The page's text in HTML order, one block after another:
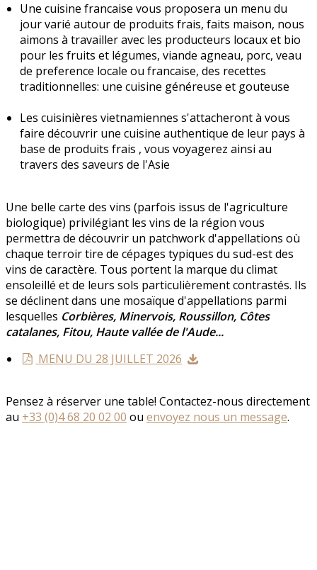
Une cuisine francaise vous proposera un menu du
jour varié autour de produits frais, faits maison, nous
aimons à travailler avec les producteurs locaux et bio
pour les fruits et légumes, viande agneau, porc, veau
de preference locale ou francaise, des recettes
traditionnelles: une cuisine généreuse et gouteuse
Les cuisinières vietnamiennes s'attacheront à vous
faire découvrir une cuisine authentique de leur pays à
base de produits frais , vous voyagerez ainsi au
travers des saveurs de l'Asie
Une belle carte des vins (parfois issus de l'agriculture
biologique) privilégiant les vins de la région vous
permettra de découvrir un patchwork d'appellations où
chaque terroir tire de cépages typiques du sud-est des
vins de caractère. Tous portent la marque du climat
ensoleillé et de leurs sols particulièrement contrastés. Ils
se déclinent dans une mosaïque d'appellations parmi
lesquelles Corbières, Minervois, Roussillon, Côtes
catalanes, Fitou, Haute vallée de l'Aude...
MENU DU 28 JUILLET 2026
Pensez à réserver une table! Contactez-nous directement
au +33 (0)4 68 20 02 00 ou envoyez nous un message.